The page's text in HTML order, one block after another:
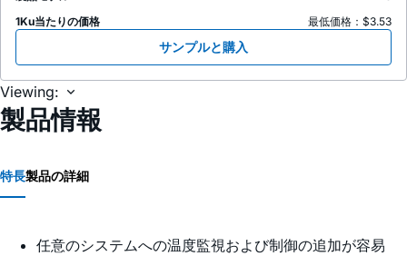
1Ku当たりの価格
最低価格：$3.53
サンプルと購入
Viewing:
製品情報
特長製品の詳細
任意のシステムへの温度監視および制御の追加が容易